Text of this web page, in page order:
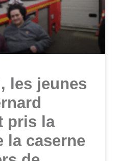
les jeunes
pris la
la caserne